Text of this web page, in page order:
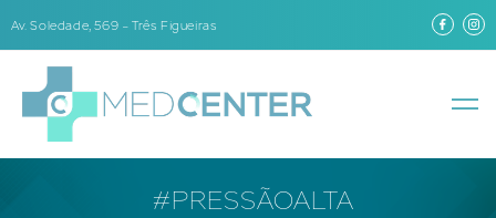
Av. Soledade, 569 – Três Figueiras
#PRESSÃOALTA